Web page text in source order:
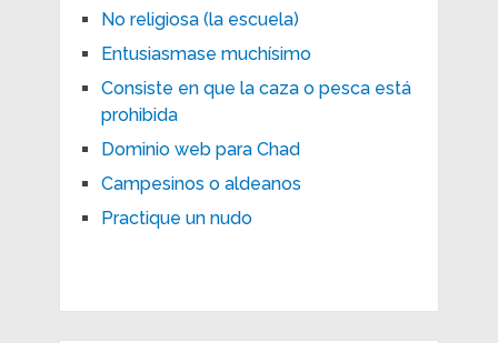
No religiosa (la escuela)
Entusiasmase muchísimo
Consiste en que la caza o pesca está
prohibida
Dominio web para Chad
Campesinos o aldeanos
Practique un nudo